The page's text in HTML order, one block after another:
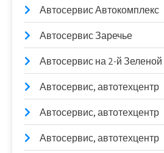
Автосервис Автокомплекс
Автосервис Заречье
Автосервис на 2-й Зеленой
Автосервис, автотехцентр
Автосервис, автотехцентр
Автосервис, автотехцентр